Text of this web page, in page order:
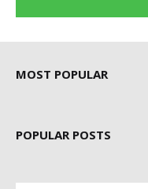
MOST POPULAR
POPULAR POSTS